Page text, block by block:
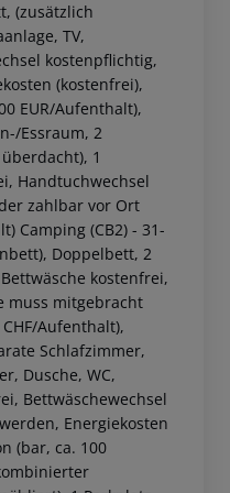
(zusätzlich
TV,
kostenpflichtig,
(kostenfrei),
EUR/Aufenthalt),
Essraum, 2
1
Handtuchwechsel
zahlbar vor Ort
Camping (CB2) - 31-
Doppelbett, 2
kostenfrei,
muss mitgebracht
Aufenthalt),
Schlafzimmer,
Dusche, WC,
Bettwäschewechsel
Energiekosten
(bar, ca. 100